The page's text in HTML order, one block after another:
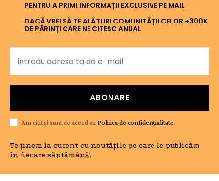
PENTRU A PRIMI INFORMAȚII EXCLUSIVE PE MAIL
DACĂ VREI SĂ TE ALĂTURI COMUNITĂȚII CELOR +300K
DE PĂRINȚI CARE NE CITESC ANUAL
ABONARE
Am citit și sunt de acord cu Politica de confidențialitate.
Te ținem la curent cu noutățile pe care le publicăm
în fiecare săptămână.